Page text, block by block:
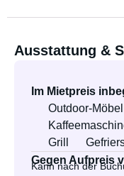
Ausstattung &
Im Mietpreis
Outdoor-Möbel
Grill
Gegen Aufpreis
Kann nach der